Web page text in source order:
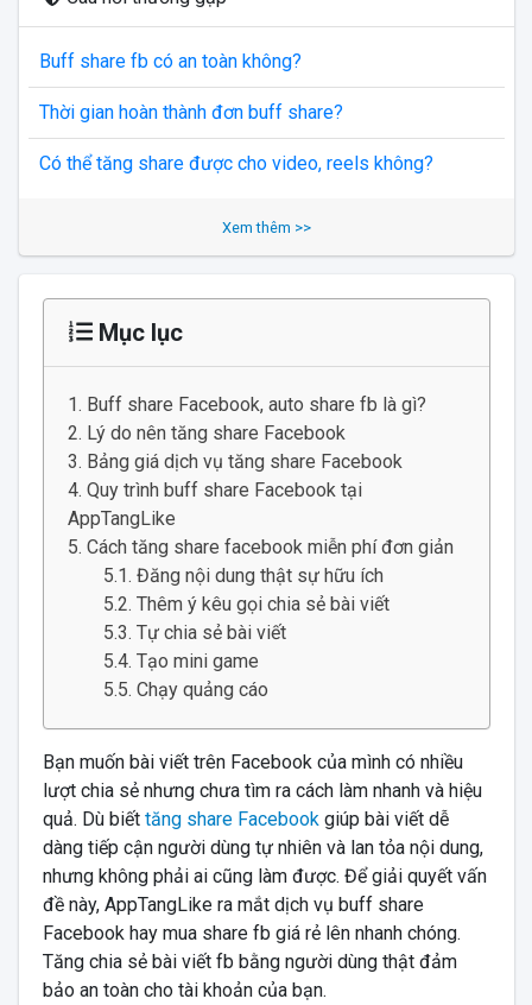
Buff share fb có an toàn không?
Thời gian hoàn thành đơn buff share?
Có thể tăng share được cho video, reels không?
Xem thêm >>
Mục lục
Buff share Facebook, auto share fb là gì?
Lý do nên tăng share Facebook
Bảng giá dịch vụ tăng share Facebook
Quy trình buff share Facebook tại
AppTangLike
Cách tăng share facebook miễn phí đơn giản
Đăng nội dung thật sự hữu ích
Thêm ý kêu gọi chia sẻ bài viết
Tự chia sẻ bài viết
Tạo mini game
Chạy quảng cáo
Bạn muốn bài viết trên Facebook của mình có nhiều
lượt chia sẻ nhưng chưa tìm ra cách làm nhanh và hiệu
quả. Dù biết tăng share Facebook giúp bài viết dễ
dàng tiếp cận người dùng tự nhiên và lan tỏa nội dung,
nhưng không phải ai cũng làm được. Để giải quyết vấn
đề này, AppTangLike ra mắt dịch vụ buff share
Facebook hay mua share fb giá rẻ lên nhanh chóng.
Tăng chia sẻ bài viết fb bằng người dùng thật đảm
bảo an toàn cho tài khoản của bạn.